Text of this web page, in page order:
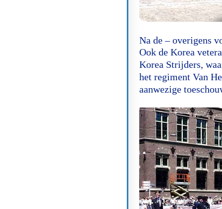
Na de – overigens
Ook de Korea
Korea Strijders,
het regiment Van
aanwezige